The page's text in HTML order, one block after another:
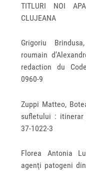
TITLURI NOI
CLUJEANA
Grigoriu
roumain
redaction du
0960-9
Zuppi Matteo,
sufletului : itinerar
37-1022-3
Florea Antonia
agenţi patogeni